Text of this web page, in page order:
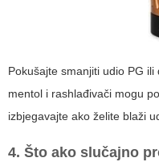
Pokušajte smanjiti udio PG
mentol i rashlađivači mogu
izbjegavajte ako želite blaži
4. Što ako slučajno